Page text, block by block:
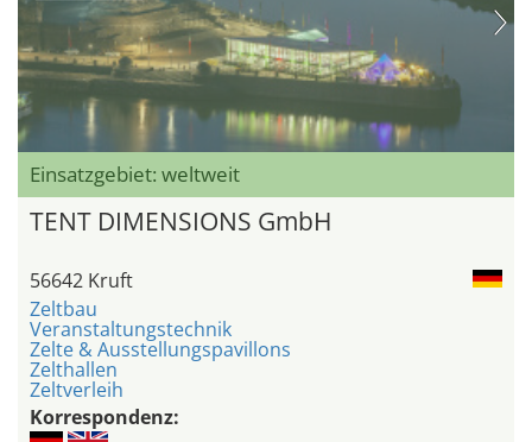
Einsatzgebiet: weltweit
TENT DIMENSIONS GmbH
56642 Kruft
Zeltbau
Veranstaltungstechnik
Zelte & Ausstellungspavillons
Zelthallen
Zeltverleih
Korrespondenz: